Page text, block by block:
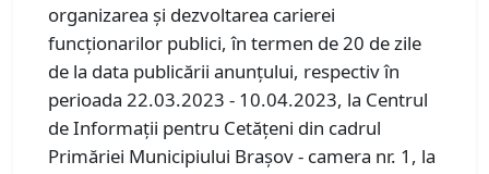
organizarea şi dezvoltarea carierei
funcţionarilor publici, în termen de 20 de zile
de la data publicării anunţului, respectiv în
perioada 22.03.2023 - 10.04.2023, la Centrul
de Informaţii pentru Cetăţeni din cadrul
Primăriei Municipiului Braşov - camera nr. 1, la